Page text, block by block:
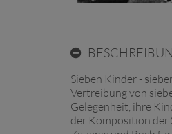
Sieben Kinder -
Vertreibung von
Gelegenheit, ihre
der Komposition der